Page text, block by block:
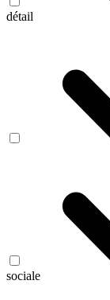
détail
sociale